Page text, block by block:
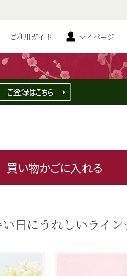
ご利用ガイド マイページ
どよく調和した飴です。
買い物かごに入れる
日にうれしいライ